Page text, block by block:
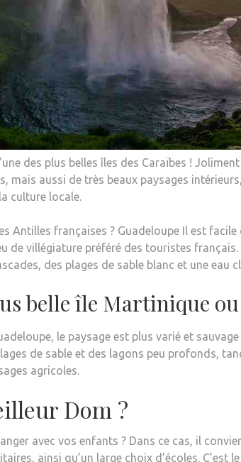
des plus belles îles des Caraïbes !
mais aussi de très beaux paysages
culture locale.
Antilles françaises ? Guadeloupe Il est
de villégiature préféré des touristes
des plages de sable blanc et une eau
belle île Martinique
le paysage est plus varié et
de sable et des lagons peu profonds,
agricoles.
Dom ?
avec vos enfants ? Dans ce cas, il
ainsi qu’un large choix d’écoles. C’est